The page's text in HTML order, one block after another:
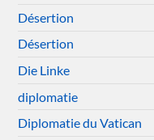
Désertion
Désertion
Die Linke
diplomatie
Diplomatie du Vatican